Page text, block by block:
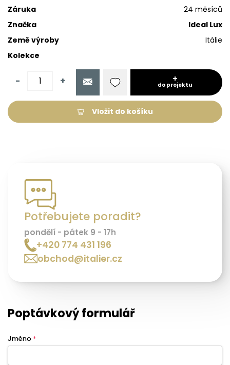
Záruka
24 měsíců
Značka
Ideal Lux
Země výroby
Itálie
Kolekce
- +
Vložit do košíku
do projektu
Potřebujete poradit?
pondělí - pátek 9 - 17h
+420 774 431 196
obchod@italier.cz
Poptávkový formulář
Jméno *